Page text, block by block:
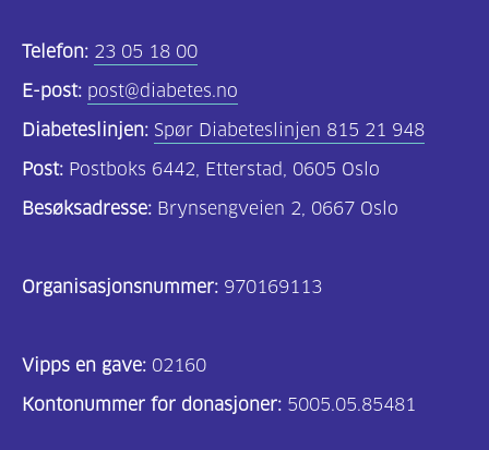
Telefon: 23 05 18 00
E-post: post@diabetes.no
Diabeteslinjen: Spør Diabeteslinjen 815 21 948
Post: Postboks 6442, Etterstad, 0605 Oslo
Besøksadresse: Brynsengveien 2, 0667 Oslo
Organisasjonsnummer: 970169113
Vipps en gave: 02160
Kontonummer for donasjoner: 5005.05.85481